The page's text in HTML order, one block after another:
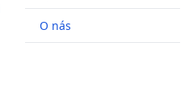
O nás